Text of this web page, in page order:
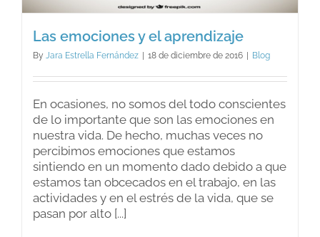
Las emociones y el aprendizaje
By Jara Estrella Fernández | 18 de diciembre de 2016 | Blog
En ocasiones, no somos del todo conscientes
de lo importante que son las emociones en
nuestra vida. De hecho, muchas veces no
percibimos emociones que estamos
sintiendo en un momento dado debido a que
estamos tan obcecados en el trabajo, en las
actividades y en el estrés de la vida, que se
pasan por alto [...]